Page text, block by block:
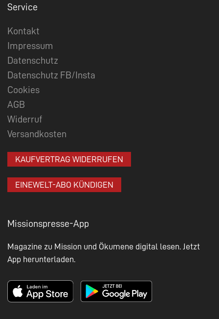
Service
Kontakt
Impressum
Datenschutz
Datenschutz FB/Insta
Cookies
AGB
Widerruf
Versandkosten
KAUFVERTRAG WIDERRUFEN
EINEWELT-ABO KÜNDIGEN
Missionspresse-App
Magazine zu Mission und Ökumene digital lesen. Jetzt
App herunterladen.